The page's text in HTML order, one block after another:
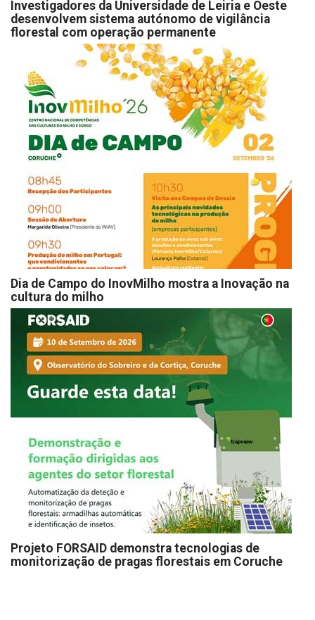
Investigadores da Universidade de Leiria e Oeste
desenvolvem sistema autónomo de vigilância
florestal com operação permanente
Dia de Campo do InovMilho mostra a Inovação na
cultura do milho
Projeto FORSAID demonstra tecnologias de
monitorização de pragas florestais em Coruche